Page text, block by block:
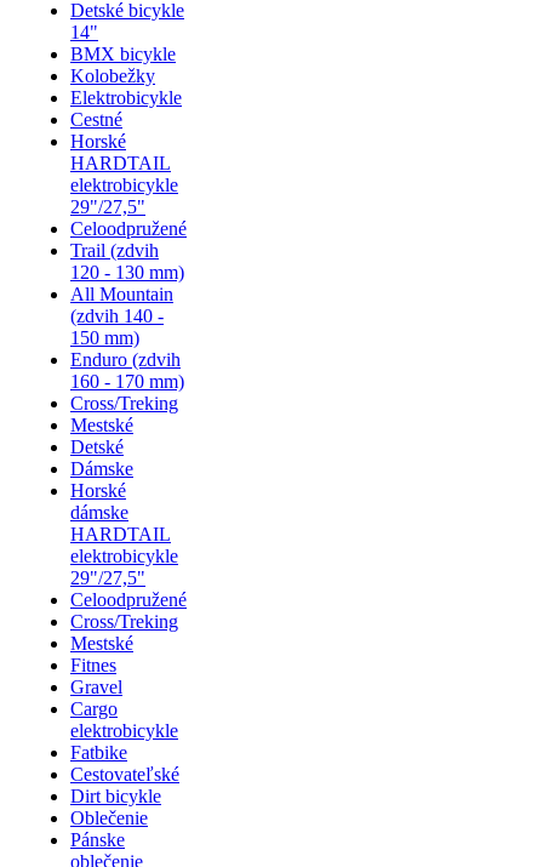
Detské bicykle
14"
BMX bicykle
Kolobežky
Elektrobicykle
Cestné
Horské
HARDTAIL
elektrobicykle
29"/27,5"
Celoodpružené
Trail (zdvih
120 - 130 mm)
All Mountain
(zdvih 140 -
150 mm)
Enduro (zdvih
160 - 170 mm)
Cross/Treking
Mestské
Detské
Dámske
Horské
dámske
HARDTAIL
elektrobicykle
29"/27,5"
Celoodpružené
Cross/Treking
Mestské
Fitnes
Gravel
Cargo
elektrobicykle
Fatbike
Cestovateľské
Dirt bicykle
Oblečenie
Pánske
oblečenie